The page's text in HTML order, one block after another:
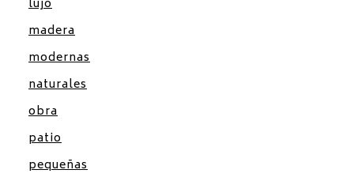
lujo
madera
modernas
naturales
obra
patio
pequeñas